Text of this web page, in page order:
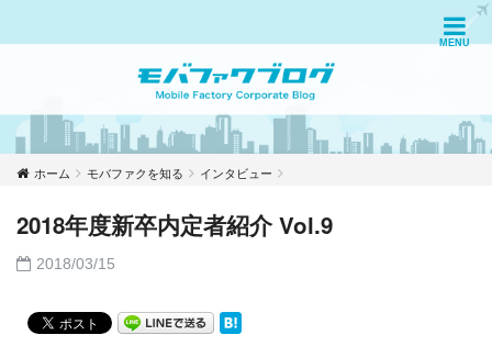
ホーム モバファクを知る インタビュー
2018年度新卒内定者紹介 Vol.9
2018/03/15